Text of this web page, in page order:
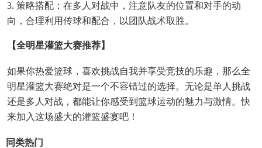
3. 策略搭配：在多人对战中，注意队友的位置和对手的动
向，合理利用传球和配合，以团队战术取胜。
【全明星灌篮大赛推荐】
如果你热爱篮球，喜欢挑战自我并享受竞技的乐趣，那么全
明星灌篮大赛绝对是一个不容错过的选择。无论是单人挑战
还是多人对战，都能让你感受到篮球运动的魅力与激情。快
来加入这场盛大的灌篮盛宴吧！
同类热门